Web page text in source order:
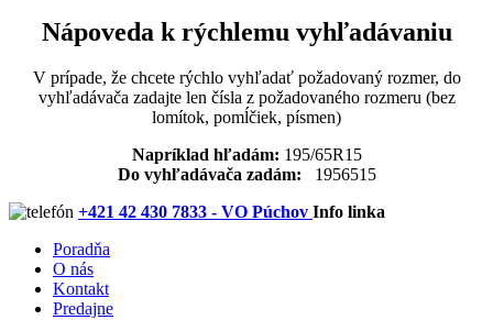
Nápoveda k rýchlemu vyhľadávaniu
V prípade, že chcete rýchlo vyhľadať požadovaný rozmer, do
vyhľadávača zadajte len čísla z požadovaného rozmeru (bez
lomítok, pomĺčiek, písmen)
Napríklad hľadám: 195/65R15
Do vyhľadávača zadám: 1956515
+421 42 430 7833 - VO Púchov Info linka
Poradňa
O nás
Kontakt
Predajne